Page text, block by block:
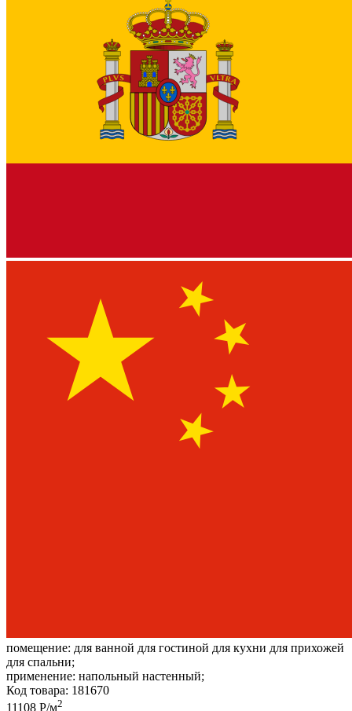
помещение: для ванной для гостиной для кухни для прихожей
для спальни;
применение: напольный настенный;
Код товара: 181670
11108 Р/м2